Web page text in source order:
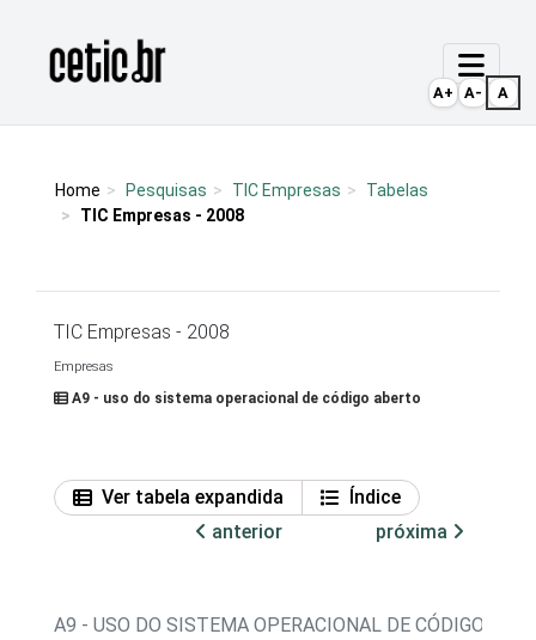
Página inicial
Home Pesquisas TIC Empresas
Tabelas
TIC Empresas - 2008
TIC Empresas - 2008
Empresas
A9 - uso do sistema operacional de código aberto
Ver tabela expandida
Índice
anterior
próxima
A9 - USO DO SISTEMA OPERACIONAL DE CÓDIGO
A+ A- A